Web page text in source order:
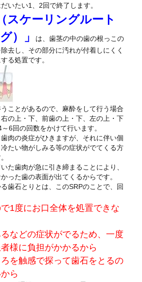
いたい1、2回で終了します。
スケーリングルート
）」
は、歯茎の中の歯の根っこの
去し、その部分に汚れが付着しにくく
る処置です。
ことがあるので、麻酔をして行う場合
の上・下、前歯の上・下、左の上・下
6回の回数をかけて行います。
肉の炎症がひきますが、それに伴い個
たい物がしみる等の症状がでてくる方
た歯肉が急に引き締まることにより、
った歯の表面が出てくるからです。
歯石とりとは、このSRPのことで、回
1度にお口全体を処置できな
などの症状がでるため、一度
様に負担がかかるから
を触感で探って歯石をとるの
ら